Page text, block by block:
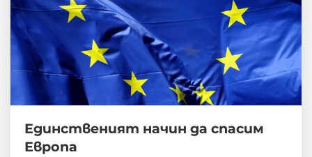
Единственият начин да спасим
Европа